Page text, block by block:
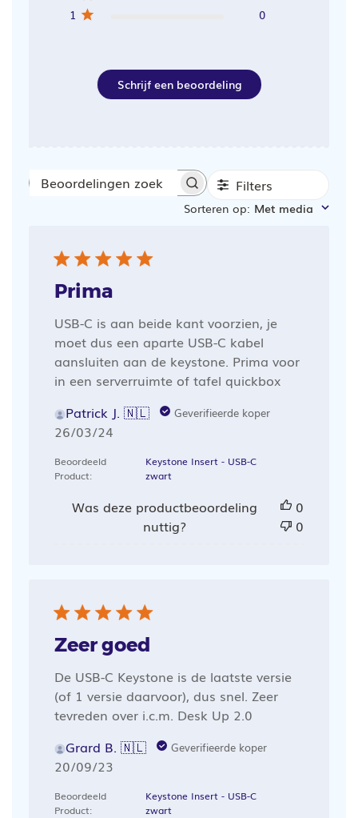
1
0
Schrijf een beoordeling
Beoordelingen
Filters
Sorteren op: Met media
Prima
USB-C is aan beide kant voorzien, je
moet dus een aparte USB-C kabel
aansluiten aan de keystone. Prima voor
in een serverruimte of tafel quickbox
Patrick J. 🇳🇱
Geverifieerde koper
Publicatiedatum
26/03/24
Beoordeeld
Product:
Keystone Insert - USB-C
zwart
Was deze productbeoordeling
nuttig?
0
0
Zeer goed
De USB-C Keystone is de laatste versie
(of 1 versie daarvoor), dus snel. Zeer
tevreden over i.c.m. Desk Up 2.0
Grard B. 🇳🇱
Geverifieerde koper
Publicatiedatum
20/09/23
Beoordeeld
Product:
Keystone Insert - USB-C
zwart